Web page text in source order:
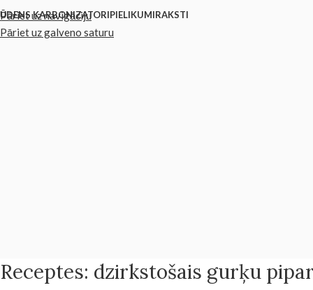
Pāriet uz navigāciju
Pāriet uz galveno saturu
ŪDENS KARBONIZATORIPIELIKUMIRAKSTI
Receptes: dzirkstošais gurķu